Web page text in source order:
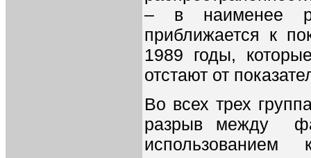
– в наименее
приближается к
1989 годы,
отстают от
Во всех трех
разрыв между
использованием